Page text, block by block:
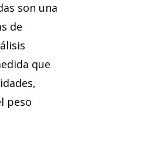
son una
de
que
peso